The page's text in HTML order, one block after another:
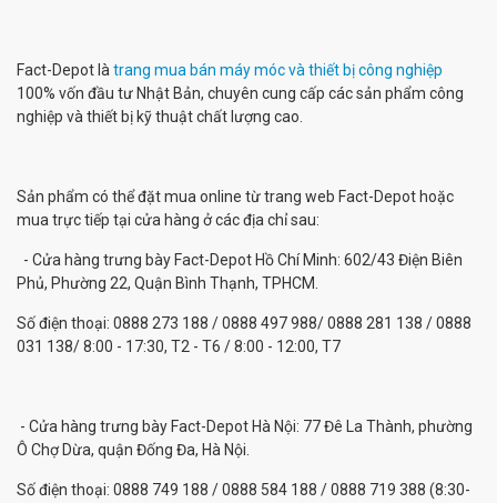
Fact-Depot là trang mua bán máy móc và thiết bị công nghiệp
100% vốn đầu tư Nhật Bản, chuyên cung cấp các sản phẩm công
nghiệp và thiết bị kỹ thuật chất lượng cao.
Sản phẩm có thể đặt mua online từ trang web Fact-Depot hoặc
mua trực tiếp tại cửa hàng ở các địa chỉ sau:
- Cửa hàng trưng bày Fact-Depot Hồ Chí Minh: 602/43 Điện Biên
Phủ, Phường 22, Quận Bình Thạnh, TPHCM.
Số điện thoại: 0888 273 188 / 0888 497 988/ 0888 281 138 / 0888
031 138/ 8:00 - 17:30, T2 - T6 / 8:00 - 12:00, T7
- Cửa hàng trưng bày Fact-Depot Hà Nội: 77 Đê La Thành, phường
Ô Chợ Dừa, quận Đống Đa, Hà Nội.
Số điện thoại: 0888 749 188 / 0888 584 188 / 0888 719 388 (8:30-